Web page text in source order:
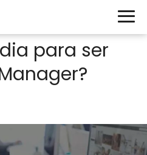
para ser